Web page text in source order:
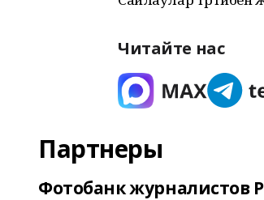
Читайте нас
Партнеры
Фотобанк журналистов